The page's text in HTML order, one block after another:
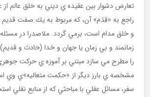
تعارض دشوار بين عقيده ي ديني به خلق عالم
راجع به «قِدَم» آن، كه مربوط به يك صفت قديم
و خلق مدام است، برمي گردد. ملاصدرا در
زمانمند و بي زمان يا جهان و خدا (حادث و
را مطرح مي سازد مبتني بر آموزه ي حركت
مشخصه ي بارز ديگر از «حكمت متعاليه»ي وي
سفر، مسائل عقلي با مباحثي كه از منابع نقلي